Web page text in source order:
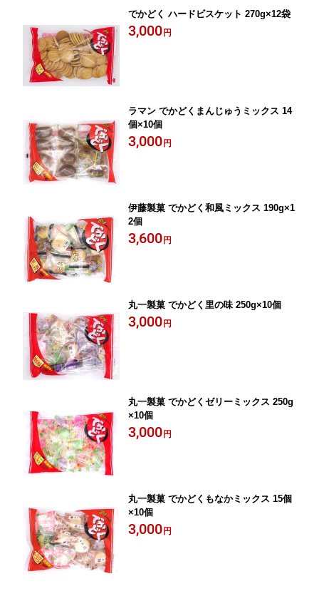
でかどく ハードビスケット 270g×12袋
3,000円
ラマン でかどくまんじゅうミックス 14
個×10個
3,000円
伊藤製菓 でかどく和風ミックス 190g×1
2個
3,600円
丸一製菓 でかどく里の味 250g×10個
3,000円
丸一製菓 でかどくゼリーミックス 250g
×10個
3,000円
丸一製菓 でかどくもなかミックス 15個
×10個
3,000円